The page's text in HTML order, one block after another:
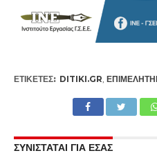
ΕΤΙΚΕΤΕΣ: DITIKI.GR,
ΣΥΝΙΣΤΑΤΑΙ ΓΙΑ ΕΣΑΣ